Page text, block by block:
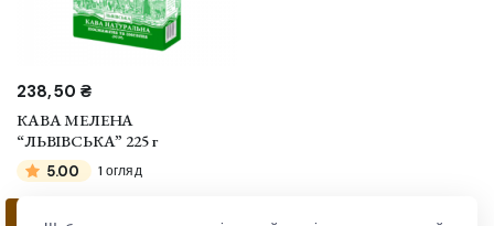
238,50₴
КАВА МЕЛЕНА
“ЛЬВІВСЬКА” 225 г
5.00 1 огляд